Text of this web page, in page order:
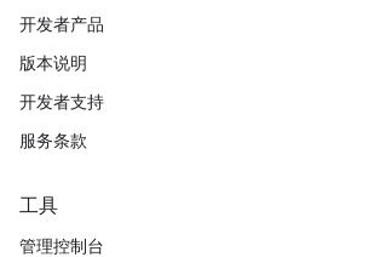
开发者产品
版本说明
开发者支持
服务条款
工具
管理控制台